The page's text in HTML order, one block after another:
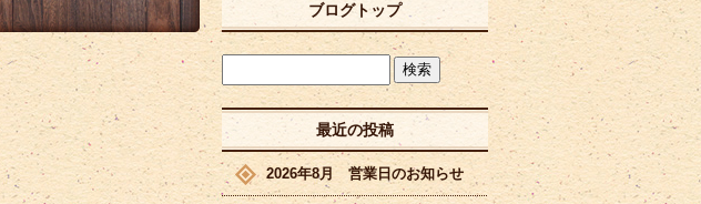
ブログトップ
最近の投稿
2026年8月 営業日のお知らせ